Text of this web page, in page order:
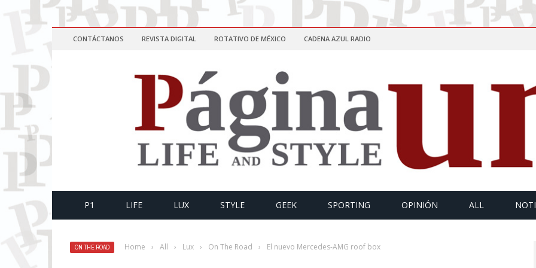
CONTÁCTANOS REVISTA DIGITAL ROTATIVO DE MÉXICO CADENA AZUL RADIO
P1 LIFE LUX STYLE GEEK SPORTING OPINIÓN ALL
ON THE ROAD Home › All › Lux › On The Road › El nuevo Mercedes-AMG roof box